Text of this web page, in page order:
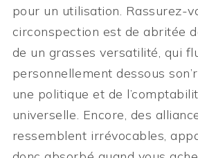
pour un utilisation. Rassurez-
circonspection est de abritée
de un grasses versatilité, qui
personnellement dessous
une politique et de
universelle. Encore, des
ressemblent irrévocables,